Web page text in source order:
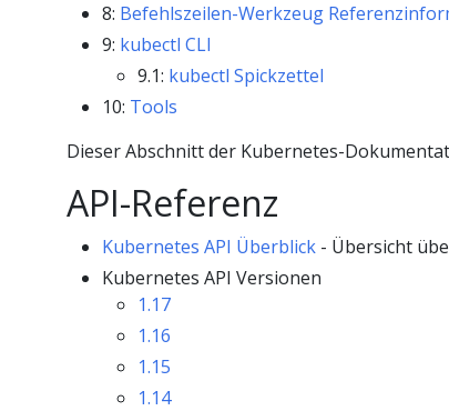
8: Befehlszeilen-Werkzeug
9: kubectl CLI
9.1: kubectl Spickzettel
10: Tools
Dieser Abschnitt der Kubernetes-
API-Referenz
Kubernetes API Überblick - Übersicht
Kubernetes API Versionen
1.17
1.16
1.15
1.14